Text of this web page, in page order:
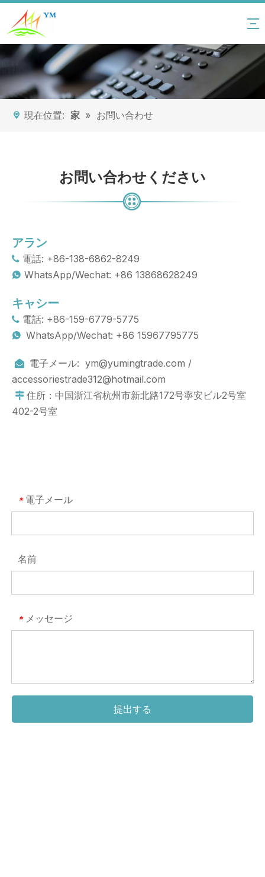
現在位置: 家 » お問い合わせ
お問い合わせください
アラン
 電話: +86-138-6862-8249
 WhatsApp/Wechat: +86 13868628249
キャシー
 電話: +86-159-6779-5775
 WhatsApp/Wechat: +86 15967795775
 電子メール: ym@yumingtrade.com /
accessoriestrade312@hotmail.com
 住所：中国浙江省杭州市新北路172号寧安ビル2号室
402-2号室
* 電子メール
名前
* メッセージ
提出する